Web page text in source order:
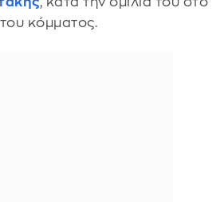
κόμματος.